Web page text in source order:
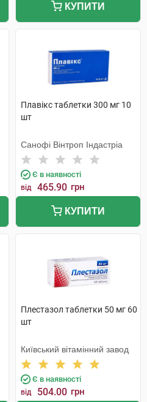
КУПИТИ
Плавікс таблетки 300 мг 10
шт
Санофі Вінтроп Індастріа
Є в наявності
від 465.90 грн
КУПИТИ
Плестазол таблетки 50 мг 60
шт
Київський вітамінний завод
Є в наявності
від 504.00 грн